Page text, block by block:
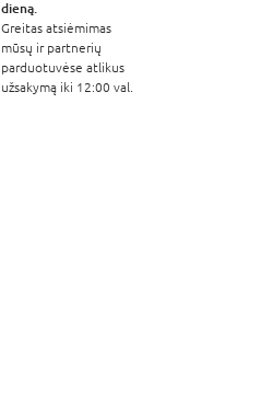
dieną.
Greitas atsiėmimas
mūsų ir partnerių
parduotuvėse atlikus
užsakymą iki 12:00 val.